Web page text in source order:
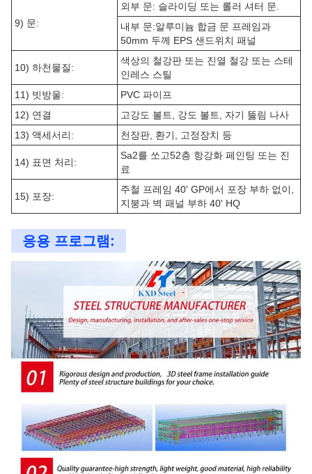
9) 문:
외부 문: 슬라이딩 또는 롤러 셔터 문.
내부 문:알루미늄 합금 문 프레임과
50mm 두께 EPS 샌드위치 패널
10) 하천물질:
색상의 철강판 또는 진열 철강 또는 스테
인레스 스틸
11) 빗방울:
PVC 파이프
12) 연결
고강도 볼트, 강도 볼트, 자기 뚫림 나사
13) 액세서리:
천장판, 환기, 고정장치 등
14) 표면 처리:
Sa2를 쏘고52층 항강화 페인팅 또는 진
료
15) 포장:
주철 프레임 40' GP에서 포장 부하 없이,
지붕과 벽 패널 부하 40' HQ
응용 프로그램: